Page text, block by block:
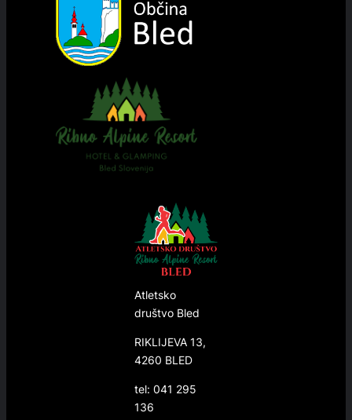
Atletsko
društvo Bled
RIKLIJEVA 13,
4260 BLED
tel: 041 295
136